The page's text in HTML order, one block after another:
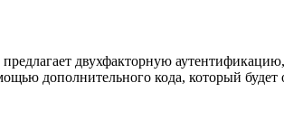
двухфакторную
дополнительного кода, который